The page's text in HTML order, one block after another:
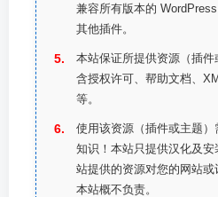
兼容所有版本的
其他插件。
本站保证所提供资源（插
含授权许可、帮助文档、
等。
使用该资源（插件或主题
知识！本站只提供汉化及
站提供的资源对您的网站或
本站概不负责。